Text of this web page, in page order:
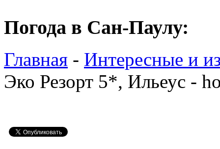
Погода в Сан-Паулу:
Главная - Интересные и
Эко Резорт 5*, Ильеус -